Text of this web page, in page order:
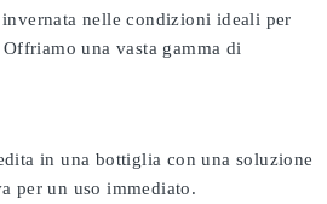
invernata nelle condizioni ideali per
una vasta gamma di
in una bottiglia con una soluzione
per un uso immediato.